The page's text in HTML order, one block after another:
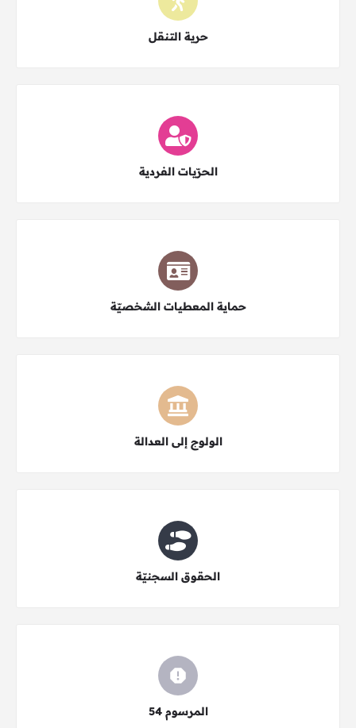
حرية التنقل
اختر النوع
الحرّيات الفردية
اختر النوع
حماية المعطيات الشخصيّة
اختر النوع
الولوج إلى العدالة
اختر النوع
الحقوق السجنيّة
اختر النوع
المرسوم 54
اختر النوع